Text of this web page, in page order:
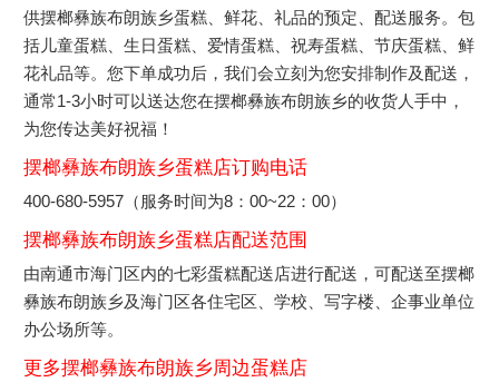
供摆榔彝族布朗族乡蛋糕、鲜花、礼品的预定、配送服务。包
括儿童蛋糕、生日蛋糕、爱情蛋糕、祝寿蛋糕、节庆蛋糕、鲜
花礼品等。您下单成功后，我们会立刻为您安排制作及配送，
通常1-3小时可以送达您在摆榔彝族布朗族乡的收货人手中，
为您传达美好祝福！
摆榔彝族布朗族乡蛋糕店订购电话
400-680-5957（服务时间为8：00~22：00）
摆榔彝族布朗族乡蛋糕店配送范围
由南通市海门区内的七彩蛋糕配送店进行配送，可配送至摆榔
彝族布朗族乡及海门区各住宅区、学校、写字楼、企事业单位
办公场所等。
更多摆榔彝族布朗族乡周边蛋糕店